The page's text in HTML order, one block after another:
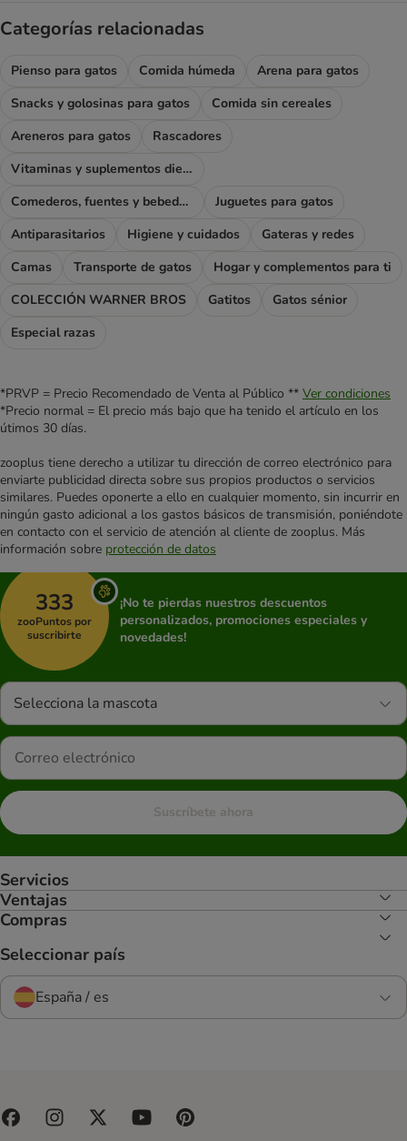
Categorías relacionadas
Pienso para gatos Comida húmeda
Arena para gatos
Snacks y golosinas para gatos
Comida sin cereales
Areneros para gatos
Rascadores
Vitaminas y suplementos dietéticos
Comederos, fuentes y bebederos
Juguetes para gatos
Antiparasitarios
Higiene y cuidados
Gateras y redes
Camas
Transporte de gatos
Hogar y complementos para ti
COLECCIÓN WARNER BROS
Gatitos
Gatos sénior
Especial razas
*PRVP = Precio Recomendado de Venta al Público ** Ver condiciones
*Precio normal = El precio más bajo que ha tenido el artículo en los
útimos 30 días.
zooplus tiene derecho a utilizar tu dirección de correo electrónico para
enviarte publicidad directa sobre sus propios productos o servicios
similares. Puedes oponerte a ello en cualquier momento, sin incurrir en
ningún gasto adicional a los gastos básicos de transmisión, poniéndote
en contacto con el servicio de atención al cliente de zooplus. Más
información sobre protección de datos
333
zooPuntos por
suscribirte
¡No te pierdas nuestros descuentos
personalizados, promociones especiales y
novedades!
Selecciona la mascota
Suscríbete ahora
Servicios
Ventajas
Compras
Seleccionar país
España / es